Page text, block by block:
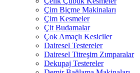
Çim Biçme Makinaları
Çim Kesmeler
Çit Budamalar
Çok Amaçlı Kesiciler
Dairesel Testereler
Dairesel Titreşim Zımparalar
Dekupaj Testereler